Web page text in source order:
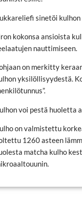
sinetöi kulhon
kokonsa ansioista
nauttimiseen.
on merkitty
yksilöllisyydestä.
voi pestä huoletta
on valmistettu
1260 asteen
matcha kulho